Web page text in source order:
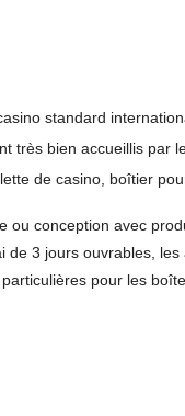
standard
très bien accueillis par
de casino, boîtier
ou conception avec
3 jours ouvrables,
pour les